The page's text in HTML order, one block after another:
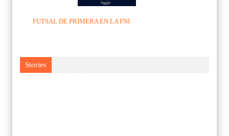
FUTSAL DE PRIMERA EN LA FNI
Stories